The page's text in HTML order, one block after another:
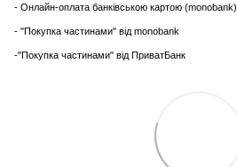
- Онлайн-оплата банківською картою (monobank)
- "Покупка частинами" від monobank
-"Покупка частинами" від ПриватБанк